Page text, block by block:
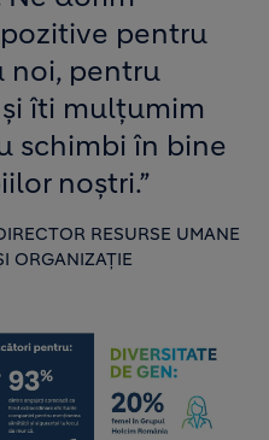
pentru
noi, pentru
îti mulțumim
schimbi în bine
noștri.”
RESURSE UMANE
ORGANIZAȚIE